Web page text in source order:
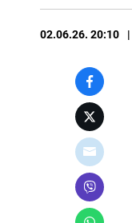
02.06.26. 20:10